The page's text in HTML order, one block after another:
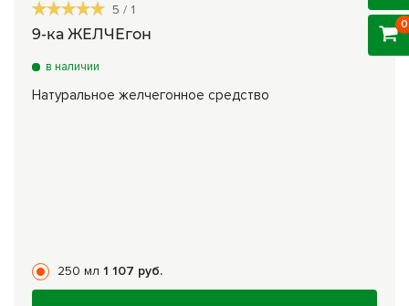
5 / 1
9-ка ЖЕЛЧЕгон
в наличии
Натуральное желчегонное средство
250 мл 1 107 руб.
0